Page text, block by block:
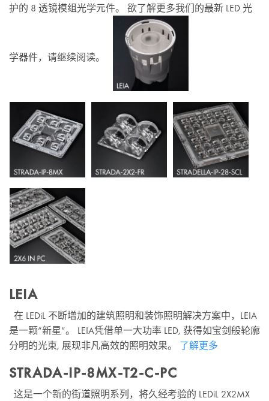
护的 8 透镜模组光学元件。 欲了解更多我们的最新 LED 光
学器件，请继续阅读。
LEIA
在 LEDiL 不断增加的建筑照明和装饰照明解决方案中，LEIA
是一颗“新星”。 LEIA凭借单一大功率 LED, 获得如宝剑般轮廓
分明的光束, 展现非凡高效的照明效果。 了解更多
STRADA-IP-8MX-T2-C-PC
这是一个新的街道照明系列，将久经考验的 LEDiL 2X2MX